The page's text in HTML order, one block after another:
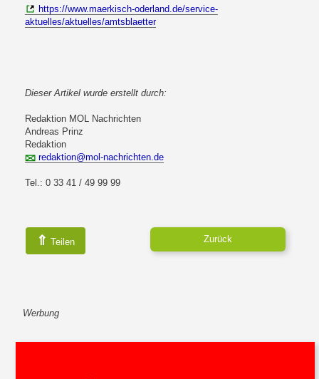
https://www.maerkisch-oderland.de/service-
aktuelles/aktuelles/amtsblaetter
Dieser Artikel wurde erstellt durch:
Redaktion MOL Nachrichten
Andreas Prinz
Redaktion
redaktion@mol-nachrichten.de
Tel.: 0 33 41 / 49 99 99
⇑ Teilen Zurück
Werbung